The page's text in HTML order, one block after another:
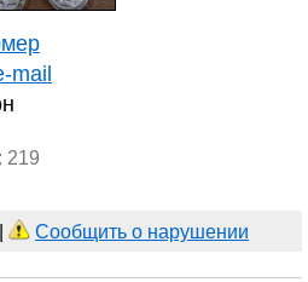
mail
219
Сообщить о нарушении